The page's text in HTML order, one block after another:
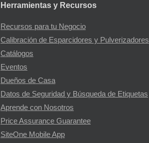
Herramientas y Recursos
Recursos para tu Negocio
Calibración de Esparcidores y Pulverizadores
Catálogos
Eventos
Dueños de Casa
Datos de Seguridad y Búsqueda de Etiquetas
Aprende con Nosotros
Price Assurance Guarantee
SiteOne Mobile App